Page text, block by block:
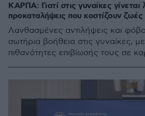
ΚΑΡΠΑ: Γιατί στις γυναίκες
προκαταλήψεις που κοστίζουν ζωές
Λανθασμένες αντιλήψεις και
σωτήρια βοήθεια στις γυναίκες,
πιθανότητες επιβίωσής τους σε